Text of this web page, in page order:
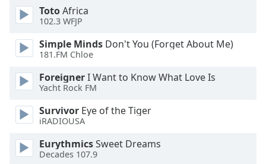
modal
window.
Beginning
dialog
window.
cancel
and
close
TotoAfrica
102.3 WFJP
Simple Minds Don't You (Forget About Me)
181.FM Chloe
ForeignerI Want to Know What Love Is
Yacht Rock FM
Survivor Eye of the Tiger
iRADIOUSA
EurythmicsSweet Dreams
Decades 107.9